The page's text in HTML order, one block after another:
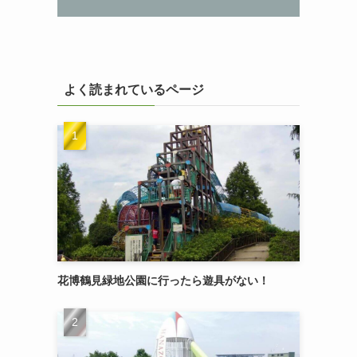
よく読まれているページ
花博鶴見緑地公園に行ったら遊具がない！